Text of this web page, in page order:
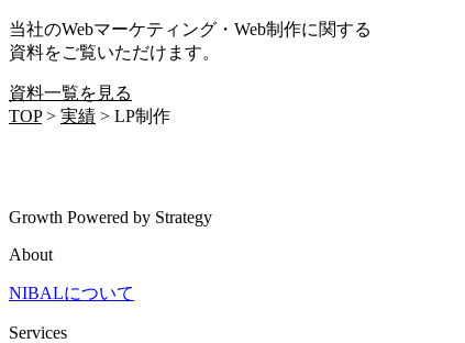
当社のWebマーケティング・Web制作に関する
資料をご覧いただけます。
資料一覧を見る
TOP> 実績 > LP制作
Growth Powered by Strategy
About
NIBALについて
Services